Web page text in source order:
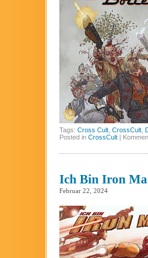
Tags: Cross Cult CrossCult
Posted in CrossCult |
Ich Bin Iron
Februar 22, 2024